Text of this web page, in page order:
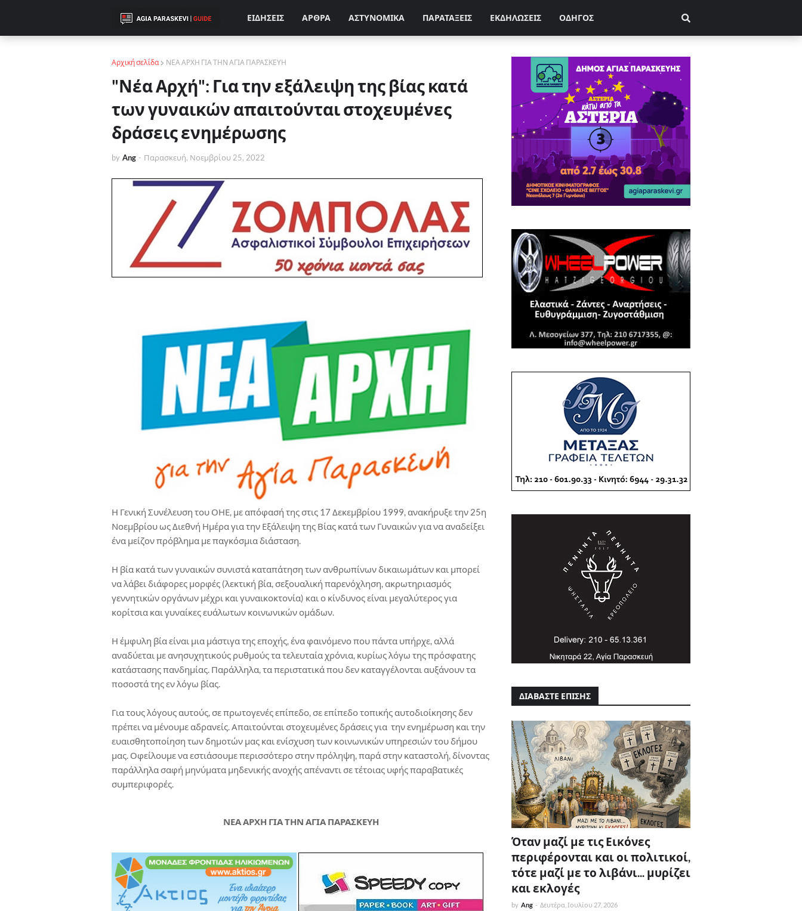
ΕΙΔΗΣΕΙΣ ΑΡΘΡΑ ΑΣΤΥΝΟΜΙΚΑ ΠΑΡΑΤΑΞΕΙΣ ΕΚΔΗΛΩΣΕΙΣ ΟΔΗΓΟΣ
Αρχική σελίδα ΝΕΑ ΑΡΧΗ ΓΙΑ ΤΗΝ ΑΓΙΑ ΠΑΡΑΣΚΕΥΗ
"Νέα Αρχή": Για την εξάλειψη της βίας κατά
των γυναικών απαιτούνται στοχευμένες
δράσεις ενημέρωσης
by Ang - Παρασκευή, Νοεμβρίου 25, 2022
Η Γενική Συνέλευση του ΟΗΕ, με απόφασή της στις 17 Δεκεμβρίου 1999, ανακήρυξε την 25η
Νοεμβρίου ως Διεθνή Ημέρα για την Εξάλειψη της Βίας κατά των Γυναικών για να αναδείξει
ένα μείζον πρόβλημα με παγκόσμια διάσταση.
Η βία κατά των γυναικών συνιστά καταπάτηση των ανθρωπίνων δικαιωμάτων και μπορεί
να λάβει διάφορες μορφές (λεκτική βία, σεξουαλική παρενόχληση, ακρωτηριασμός
γεννητικών οργάνων μέχρι και γυναικοκτονία) και ο κίνδυνος είναι μεγαλύτερος για
κορίτσια και γυναίκες ευάλωτων κοινωνικών ομάδων.
Η έμφυλη βία είναι μια μάστιγα της εποχής, ένα φαινόμενο που πάντα υπήρχε, αλλά
αναδύεται με ανησυχητικούς ρυθμούς τα τελευταία χρόνια, κυρίως λόγω της πρόσφατης
κατάστασης πανδημίας. Παράλληλα, τα περιστατικά που δεν καταγγέλονται αυξάνουν τα
ποσοστά της εν λόγω βίας.
Για τους λόγους αυτούς, σε πρωτογενές επίπεδο, σε επίπεδο τοπικής αυτοδιοίκησης δεν
πρέπει να μένουμε αδρανείς. Απαιτούνται στοχευμένες δράσεις για την ενημέρωση και την
ευαισθητοποίηση των δημοτών μας και ενίσχυση των κοινωνικών υπηρεσιών του δήμου
μας. Οφείλουμε να εστιάσουμε περισσότερο στην πρόληψη, παρά στην καταστολή, δίνοντας
παράλληλα σαφή μηνύματα μηδενικής ανοχής απέναντι σε τέτοιας υφής παραβατικές
συμπεριφορές.
ΝΕΑ ΑΡΧΗ ΓΙΑ ΤΗΝ ΑΓΙΑ ΠΑΡΑΣΚΕΥΗ
ΔΙΑΒΑΣΤΕ ΕΠΙΣΗΣ
Όταν μαζί με τις Εικόνες
περιφέρονται και οι πολιτικοί,
τότε μαζί με το λιβάνι... μυρίζει
και εκλογές
by Ang - Δευτέρα, Ιουλίου 27, 2026